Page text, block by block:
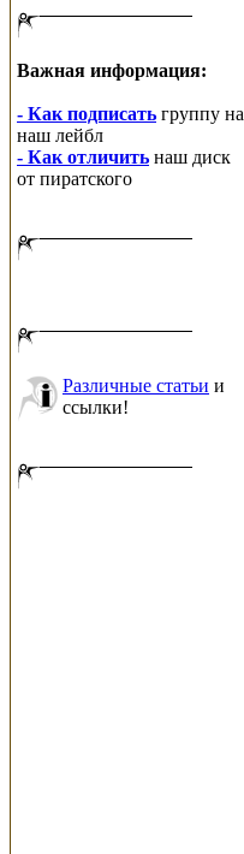
Важная информация:
- Как подписать группу на
наш лейбл
- Как отличить наш диск
от пиратского
Различные статьи и
ссылки!